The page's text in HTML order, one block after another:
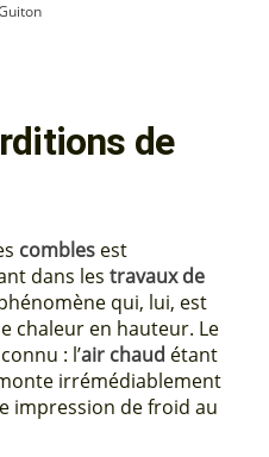
de
combles est
dans les travaux de
qui, lui, est
chaleur en hauteur. Le
: l’air chaud étant
irrémédiablement
impression de froid au